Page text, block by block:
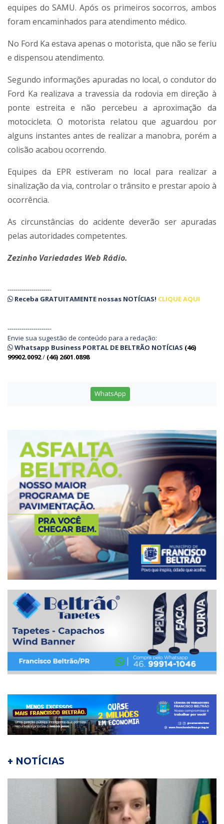
equipes do SAMU. Após os primeiros socorros, ambos
foram encaminhados para atendimento médico.
No Ford Ka estava apenas o motorista, que não se feriu
e dispensou atendimento.
Segundo informações apuradas no local, o condutor do
Ford Ka realizava a travessia da rodovia em direção à
ponte estreita e não percebeu a aproximação da
motocicleta. O motorista relatou que aguardou por
alguns instantes antes de realizar a manobra, porém a
colisão acabou ocorrendo.
Equipes da EPR estiveram no local para realizar a
sinalização da via, controlar o trânsito e prestar apoio à
ocorrência.
As circunstâncias do acidente deverão ser apuradas
pelas autoridades competentes.
Zezinho Variedades Web Rádio.
----------------------
Receba GRATUITAMENTE nossas NOTÍCIAS! CLIQUE AQUI
----------------------
Envie sua sugestão de conteúdo para a redação:
Whatsapp Business PORTAL DE BELTRÃO NOTÍCIAS (46)
99902.0092/ (46) 2601.0898
WhatsApp
+ NOTÍCIAS